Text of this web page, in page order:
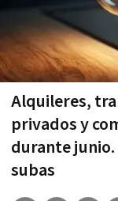
Alquileres,
privados y
durante
subas